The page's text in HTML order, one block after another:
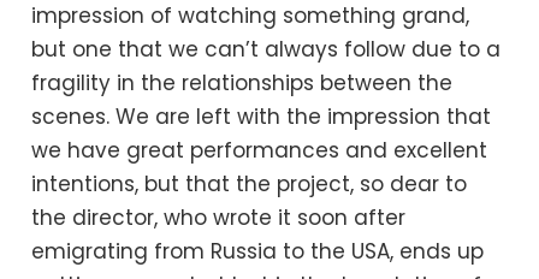
impression of watching something grand,
but one that we can’t always follow due to a
fragility in the relationships between the
scenes. We are left with the impression that
we have great performances and excellent
intentions, but that the project, so dear to
the director, who wrote it soon after
emigrating from Russia to the USA, ends up